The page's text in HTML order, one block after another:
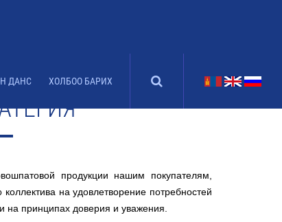
ДАНС ХОЛБОО БАРИХ
продукции нашим покупателям,
на удовлетворение потребностей
на принципах доверия и уважения.